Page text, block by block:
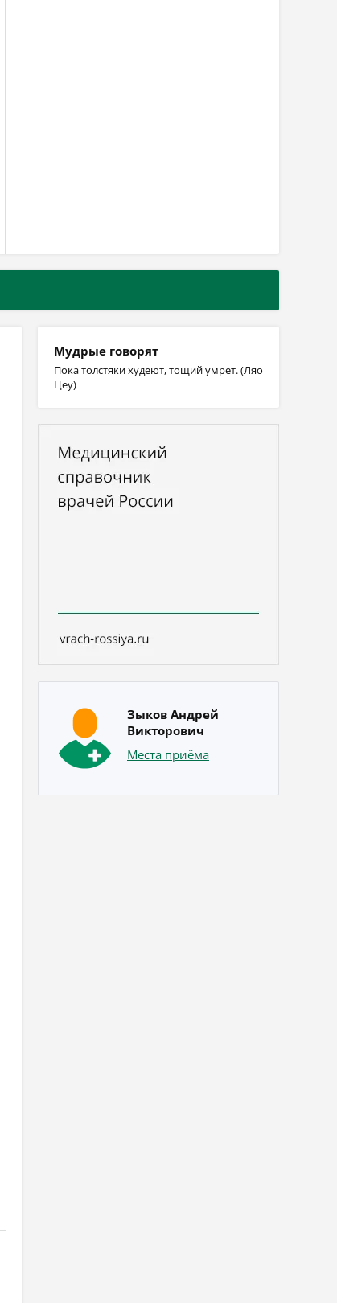
Мудрые говорят
Пока толстяки худеют, тощий умрет. (Ляо
Цеу)
Зыков Андрей
Викторович
Места приёма